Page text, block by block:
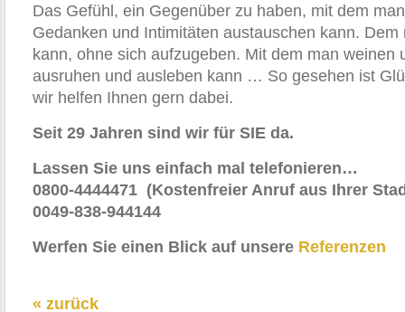
Das Gefühl, ein Gegenüber zu haben, mit dem
Gedanken und Intimitäten austauschen kann.
kann, ohne sich aufzugeben. Mit dem man weinen
ausruhen und ausleben kann … So gesehen ist
wir helfen Ihnen gern dabei.
Seit 29 Jahren sind wir für SIE da.
Lassen Sie uns einfach mal telefonieren…
0800-4444471 (Kostenfreier Anruf aus Ihrer
0049-838-944144
Werfen Sie einen Blick auf unsere Referenzen
« zurück